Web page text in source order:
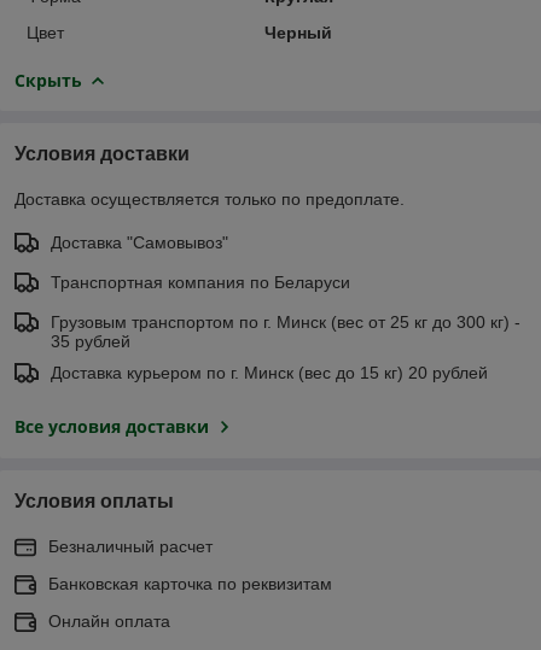
Цвет
Черный
Скрыть
Условия доставки
Доставка осуществляется только по предоплате.
Доставка "Самовывоз"
Транспортная компания по Беларуси
Грузовым транспортом по г. Минск (вес от 25 кг до 300 кг) -
35 рублей
Доставка курьером по г. Минск (вес до 15 кг) 20 рублей
Все условия доставки
Условия оплаты
Безналичный расчет
Банковская карточка по реквизитам
Онлайн оплата